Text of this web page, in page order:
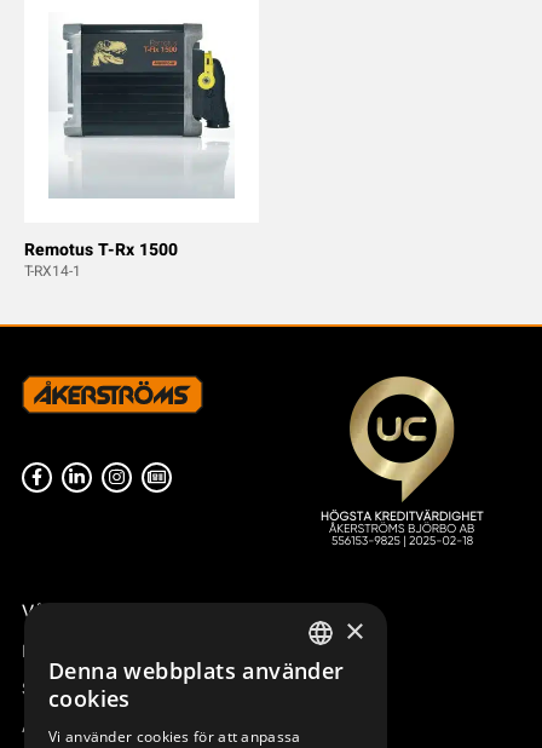
Remotus T-Rx 1500
T-RX14-1
Våra radiostyrningar – översikt
Remotus
Sesam
Access_Ctrl
SWEDISH
×
Denna webbplats använder
cookies
Vi använder cookies för att anpassa